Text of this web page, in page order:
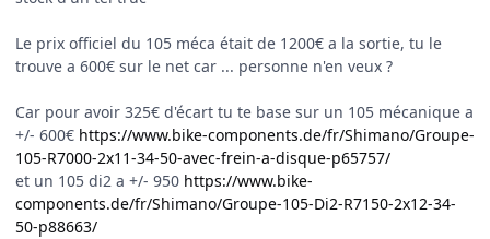
Le prix officiel du 105 méca était de 1200€ a la sortie, tu le
trouve a 600€ sur le net car ... personne n'en veux ?
Car pour avoir 325€ d'écart tu te base sur un 105 mécanique a
+/- 600€ https://www.bike-components.de/fr/Shimano/Groupe-
105-R7000-2x11-34-50-avec-frein-a-disque-p65757/
et un 105 di2 a +/- 950 https://www.bike-
components.de/fr/Shimano/Groupe-105-Di2-R7150-2x12-34-
50-p88663/